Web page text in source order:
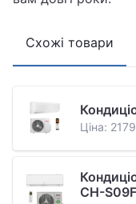
Схожі товари
Ціна:
CH-